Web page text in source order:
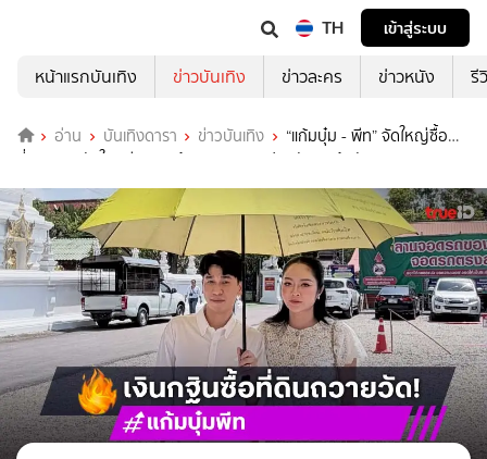
TH
เข้าสู่ระบบ
หน้าแรกบันเทิง
ข่าวบันเทิง ข่าวละคร ข่าวหนัง รี
อ่าน บันเทิงดารา ข่าวบันเทิง
“แก้มบุ๋ม - พีท” จัดใหญ่ซื้อ
ที่ดินถวายวัดในพิธีกฐิน พร้อมขอบคุณแฟนคลับและผู้สนับสนุน